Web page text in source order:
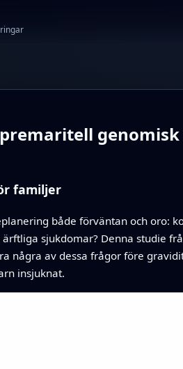
familjer
både förväntan och oro:
sjukdomar? Denna studie
några av dessa frågor före
insjuknat.